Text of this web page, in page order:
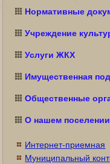
Нормативные
Учреждение
Услуги ЖКХ
Имущественная
Общественные
О нашем поселении
Интернет-приемная
Муниципальный